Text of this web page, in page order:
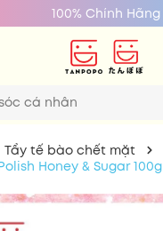
100% Chính Hãng
Tẩy tế bào chết mặt
Honey & Sugar 100g